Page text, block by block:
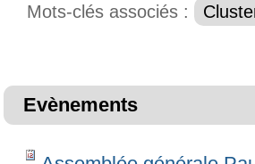
Mots-clés associés :
Evènements